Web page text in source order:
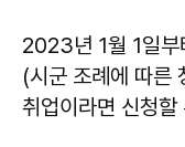
2023년 1월 1일부
(시군 조례에 따른
취업이라면 신청할